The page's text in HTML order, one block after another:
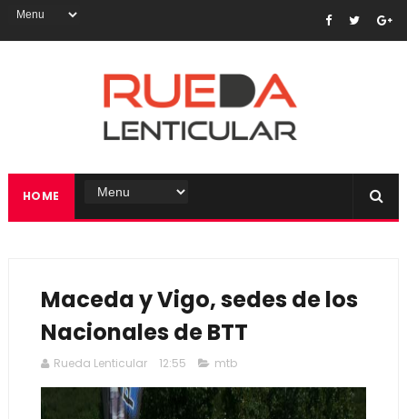
HOME
Maceda y Vigo, sedes de los
Nacionales de BTT
Rueda Lenticular 12:55 mtb